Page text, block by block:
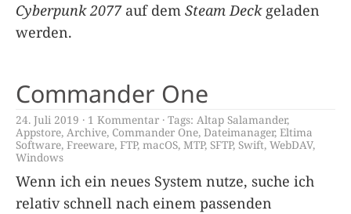
Cyberpunk 2077auf dem Steam Deckgeladen
werden.
Commander One
24. Juli 2019 1 Kommentar Tags: Altap Salamander,
Appstore, Archive, Commander One, Dateimanager, Eltima
Software, Freeware, FTP, macOS, MTP, SFTP, Swift, WebDAV,
Windows
Wenn ich ein neues System nutze, suche ich
relativ schnell nach einem passenden